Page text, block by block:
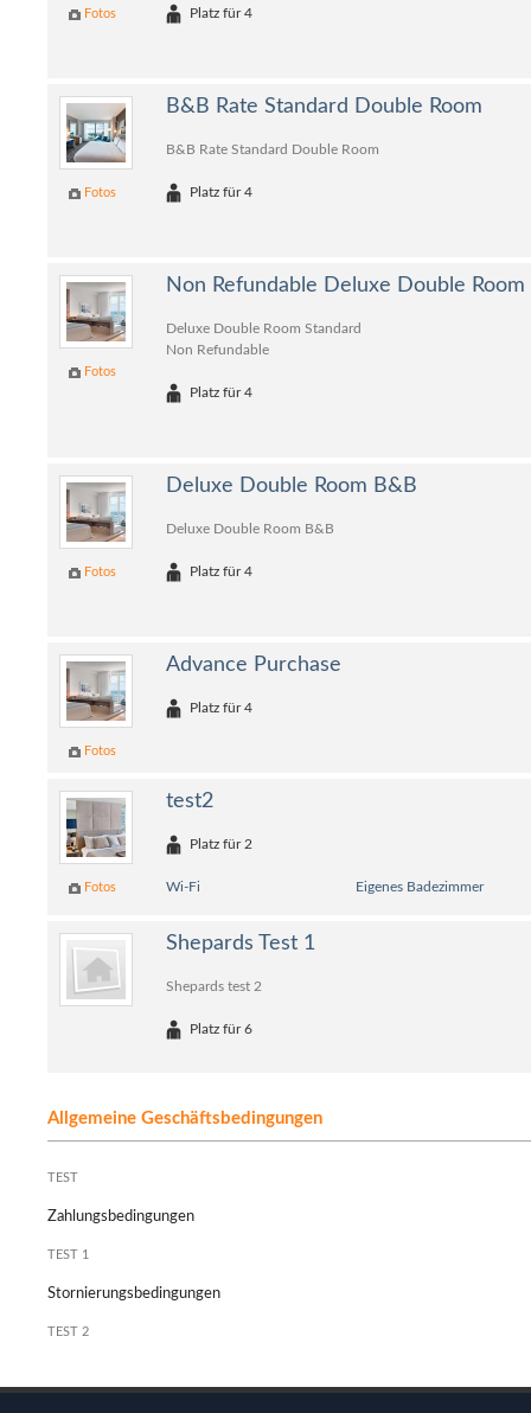
Fotos Platz für 4
Fotos
B&B Rate Standard Double Room
B&B Rate Standard Double Room
Platz für 4
Fotos
Non Refundable Deluxe Double Room
Deluxe Double Room Standard
Non Refundable
Platz für 4
Fotos
Deluxe Double Room B&B
Deluxe Double Room B&B
Platz für 4
Fotos
Advance Purchase
Platz für 4
Fotos
test2
Platz für 2
Wi-Fi Eigenes Badezimmer
Shepards Test 1
Shepards test 2
Platz für 6
Allgemeine Geschäftsbedingungen
TEST
Zahlungsbedingungen
TEST 1
Stornierungsbedingungen
TEST 2